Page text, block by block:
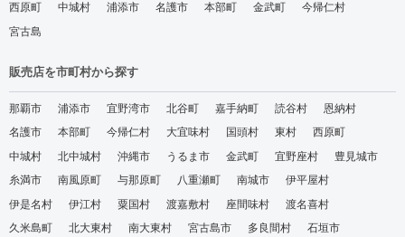
西原町
中城村 浦添市 名護市 本部町 金武町
今帰仁村
宮古島
販売店を市町村から探す
那覇市 浦添市 宜野湾市 北谷町 嘉手納町 読谷村
恩納村
名護市
本部町 今帰仁村 大宜味村 国頭村 東村
西原町
中城村
北中城村 沖縄市 うるま市 金武町 宜野座村
豊見城市
糸満市
南風原町 与那原町 八重瀬町 南城市
伊平屋村
伊是名村
伊江村 粟国村 渡嘉敷村 座間味村
渡名喜村
久米島町
北大東村 南大東村 宮古島市 多良間村
石垣市